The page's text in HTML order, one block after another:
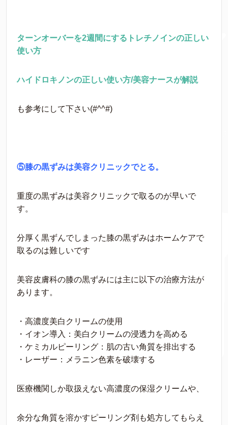
ターンオーバーを2週間にするトレチノインの正しい
使い方
ハイドロキノンの正しい使い方/美容ナースが解説
も参考にして下さい(#^^#)
⑤膝の黒ずみは美容クリニックでとる。
重度の黒ずみは美容クリニックで取るのが早いで
す。
分厚く黒ずんでしまった膝の黒ずみはホームケアで
取るのは難しいです
美容皮膚科の膝の黒ずみには主に以下の治療方法が
あります。
・高濃度美白クリームの使用
・イオン導入：美白クリームの浸透力を高める
・ケミカルピーリング：肌の古い角質を排出する
・レーザー：メラニン色素を破壊する
医療機関しか取扱えない高濃度の保湿クリームや、
余分な角質を溶かすピーリング剤も処方してもらえ